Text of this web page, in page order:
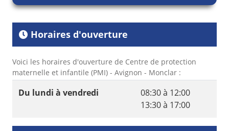
Horaires d'ouverture
Voici les horaires d'ouverture de Centre de protection
maternelle et infantile (PMI) - Avignon - Monclar :
Du lundi à vendredi
08:30 à 12:00
13:30 à 17:00